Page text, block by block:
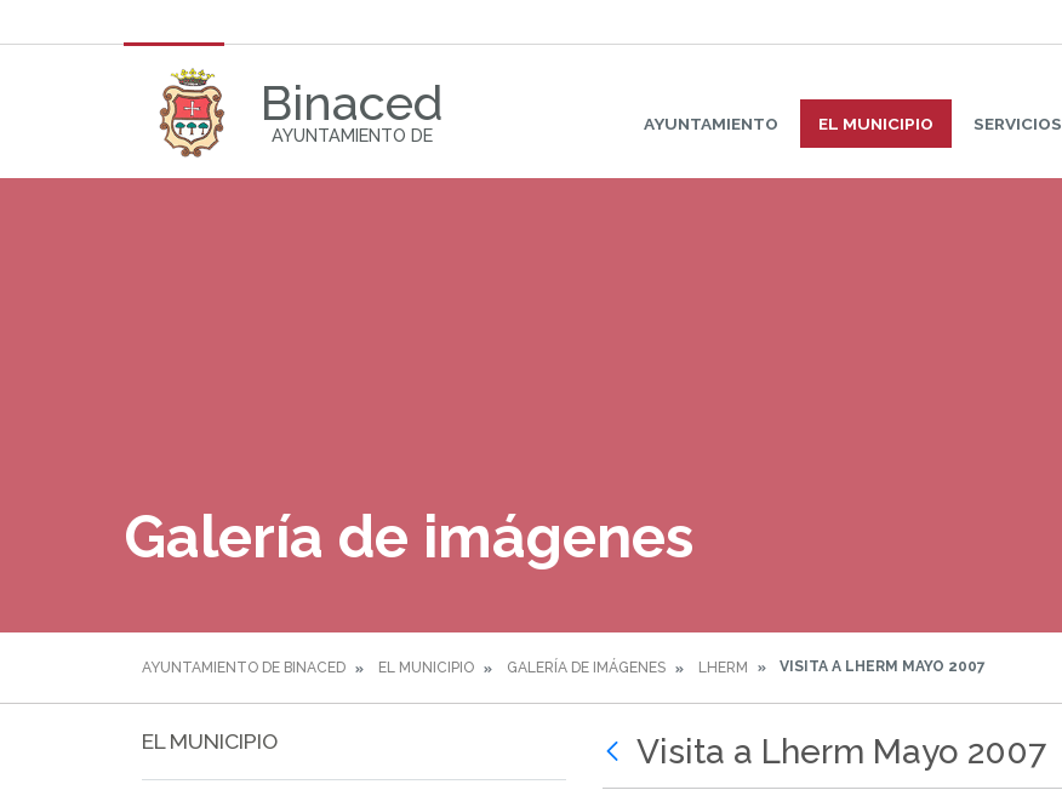
Binaced
AYUNTAMIENTO DE
AYUNTAMIENTO EL MUNICIPIO SERVICIOS
Galería de imágenes
AYUNTAMIENTO DE BINACED EL MUNICIPIO GALERÍA DE IMÁGENES LHERM VISITA A LHERM MAYO 2007
EL MUNICIPIO Visita a Lherm Mayo 2007